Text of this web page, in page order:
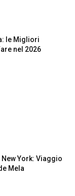
le Migliori
nel 2026
York: Viaggio
Mela